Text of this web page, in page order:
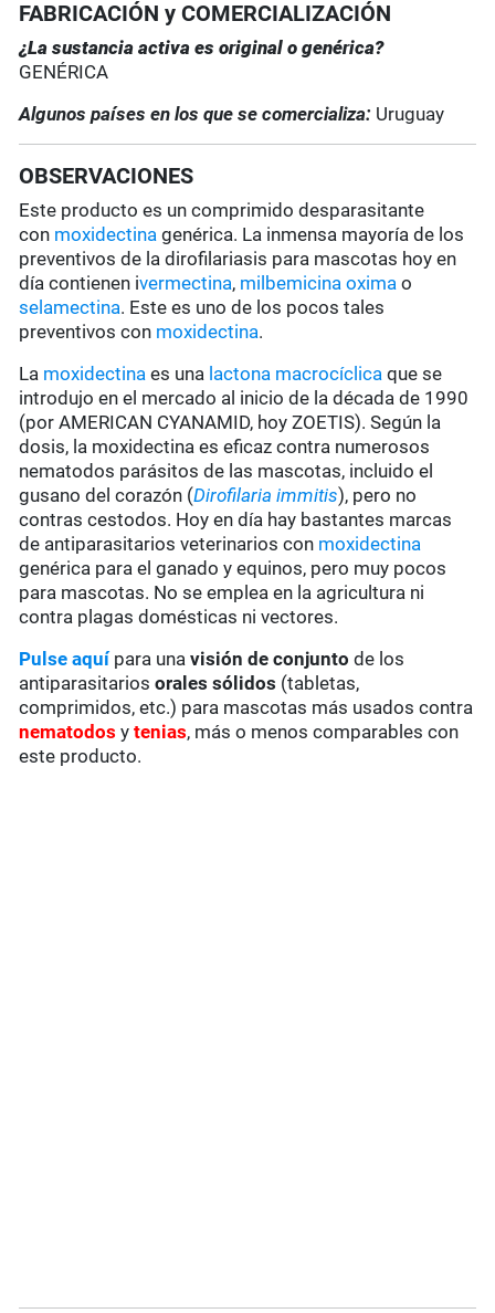
FABRICACIÓN y COMERCIALIZACIÓN
¿La sustancia activa es original o genérica?
GENÉRICA
Algunos países en los que se comercializa: Uruguay
OBSERVACIONES
Este producto es un comprimido desparasitante
con moxidectina genérica. La inmensa mayoría de los
preventivos de la dirofilariasis para mascotas hoy en
día contienen ivermectina, milbemicina oxima o
selamectina. Este es uno de los pocos tales
preventivos con moxidectina.
La moxidectina es una lactona macrocíclica que se
introdujo en el mercado al inicio de la década de 1990
(por AMERICAN CYANAMID, hoy ZOETIS). Según la
dosis, la moxidectina es eficaz contra numerosos
nematodos parásitos de las mascotas, incluido el
gusano del corazón (Dirofilaria immitis), pero no
contras cestodos. Hoy en día hay bastantes marcas
de antiparasitarios veterinarios con moxidectina
genérica para el ganado y equinos, pero muy pocos
para mascotas. No se emplea en la agricultura ni
contra plagas domésticas ni vectores.
Pulse aquípara unavisión de conjunto de los
antiparasitariosorales sólidos (tabletas,
comprimidos, etc.) para mascotas más usados contra
nematodos ytenias, más o menos comparables con
este producto.